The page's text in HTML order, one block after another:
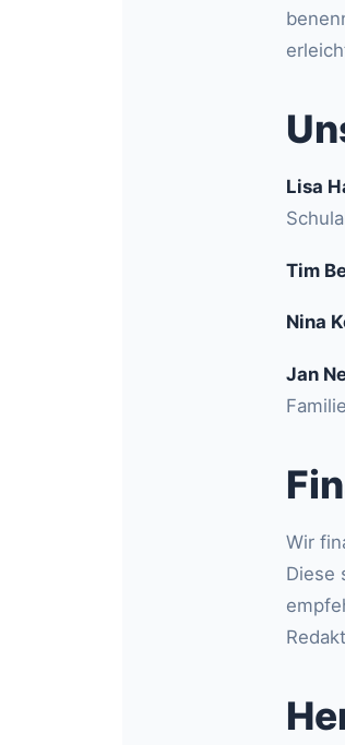
Lisa
Tim
Nina
Jan
Wir
Diese